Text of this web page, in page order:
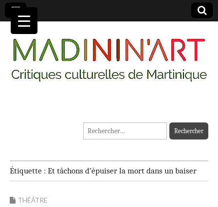
MADININ'ART
Rechercher :
Étiquette : Et tâchons d’épuiser la mort dans un baiser
THÉÂTRE